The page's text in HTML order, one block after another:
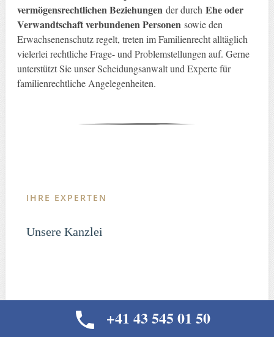
vermögensrechtlichen Beziehungender durch Ehe oder
Verwandtschaft verbundenen Personensowie den
Erwachsenenschutz regelt, treten im Familienrecht alltäglich
vielerlei rechtliche Frage- und Problemstellungen auf. Gerne
unterstützt Sie unser Scheidungsanwalt und Experte für
familienrechtliche Angelegenheiten.
IHRE EXPERTEN
Unsere Kanzlei
Herzen von Zürich. Unsere Rechtsanwälte vertreten
+41 43 545 01 50